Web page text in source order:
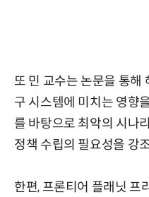
또 민 교수는 논문을 통해
구 시스템에 미치는 영향
를 바탕으로 최악의 시나
정책 수립의 필요성을 강
한편, 프론티어 플래닛 프